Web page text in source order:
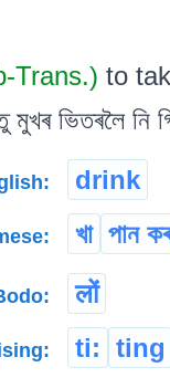
Trans.) to
মুখৰ ভিতৰলৈ নি
drink
খা পান
लों
ti: ting